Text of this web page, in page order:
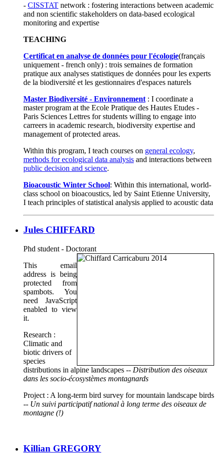
- CISSTAT network : fostering interactions between academic
and non scientific stakeholders on data-based ecological
monitoring and expertise
TEACHING
Certificat en analyse de données pour l'écologie(français
uniquement - french only) : trois semaines de formation
pratique aux analyses statistiques de données pour les experts
de la biodiversité et les gestionnaires d'espaces naturels
Master Biodiversité - Environnement : I coordinate a
master program at the Ecole Pratique des Hautes Etudes -
Paris Sciences Lettres for students willing to engage into
carreers in academic research, biodiversity expertise and
management of protected areas.
Within this program, I teach courses on general ecology,
methods for ecological data analysis and interactions between
public decision and science.
Bioacoustic Winter School: Within this international, world-
class school on bioacoustics, led by Saint Etienne University,
I teach principles of statistical analysis applied to acoustic data
Jules CHIFFARD
Phd student - Doctorant
This email
address is being
protected from
spambots. You
need JavaScript
enabled to view
it.
Research :
Climatic and
biotic drivers of
species
distributions in alpine landscapes -- Distribution des oiseaux
dans les socio-écosystèmes montagnards
Project : A long-term bird survey for mountain landscape birds
-- Un suivi participatif national à long terme des oiseaux de
montagne (!)
Killian GREGORY